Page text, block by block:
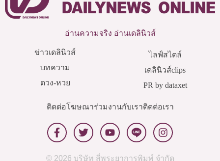
อ่านความจริง อ่านเดลินิวส์
ข่าวเดลินิวส์
บทความ
ดวง-หวย
ไลฟ์สไตล์
เดลินิวส์clips
PR by dataxet
ติดต่อโฆษณาร่วมงานกับเราติดต่อเรา
© 2026 บริษัท สี่พระยาการพิมพ์ จำกัด